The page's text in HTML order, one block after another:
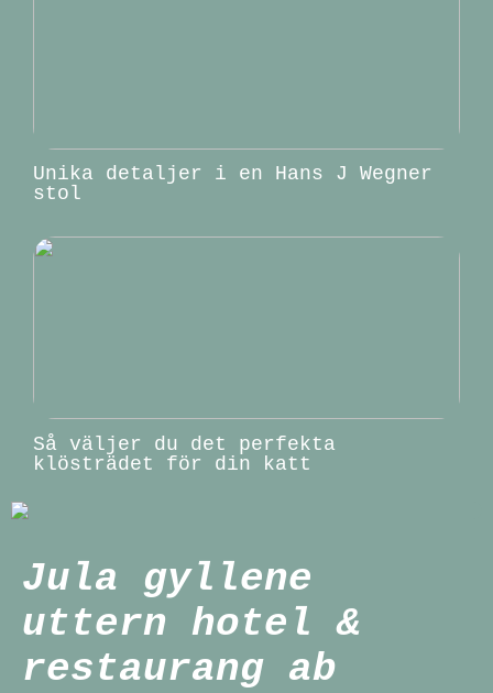
Unika detaljer i en Hans J Wegner
stol
Så väljer du det perfekta
klösträdet för din katt
Jula gyllene
uttern hotel &
restaurang ab